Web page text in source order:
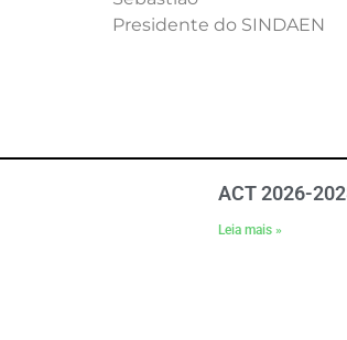
Presidente do SINDAEN
ACT 2026-
Leia mais »